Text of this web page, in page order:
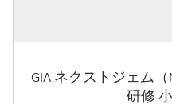
GIA ネクストジェム
研修